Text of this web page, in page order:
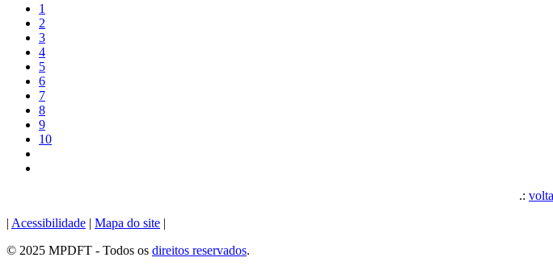
1
2
3
4
5
6
7
8
9
10
.:
| Acessibilidade | Mapa do site |
© 2025 MPDFT - Todos os direitos reservados.